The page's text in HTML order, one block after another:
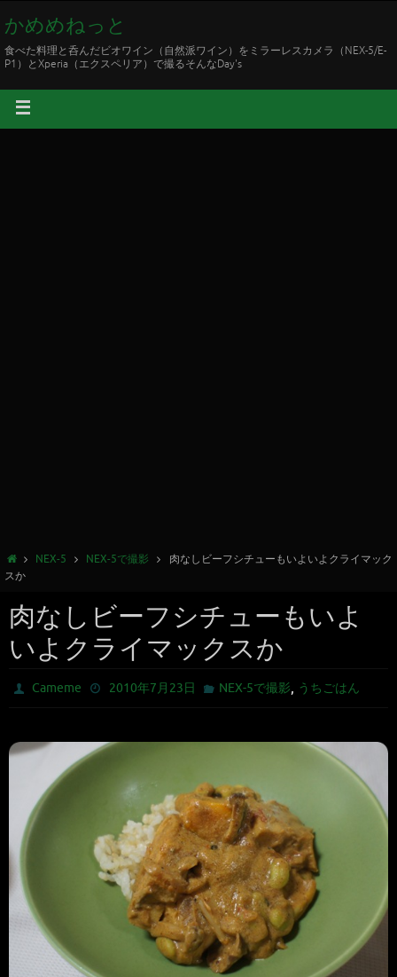
かめめねっと
食べた料理と呑んだビオワイン（自然派ワイン）をミラーレスカメラ（NEX-5/E-
P1）とXperia（エクスペリア）で撮るそんなDay's
NEX-5 NEX-5で撮影
肉なしビーフシチューもいよいよクライマック
スか
肉なしビーフシチューもいよ
いよクライマックスか
Cameme 2010年7月23日 NEX-5で撮影, うちごはん